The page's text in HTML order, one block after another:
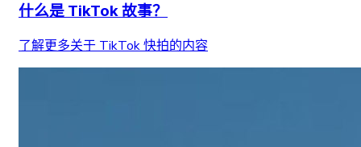
什么是 TikTok 故事？
了解更多关于 TikTok 快拍的内容